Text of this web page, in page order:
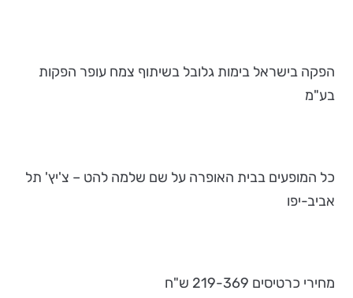
הפקה בישראל בימות גלובל בשיתוף צמח עופר הפקות
בע"מ
כל המופעים בבית האופרה על שם שלמה להט – צ'יץ' תל
אביב-יפו
מחירי כרטיסים 219-369 ש"ח